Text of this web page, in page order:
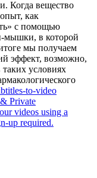
Когда вещество
как
с помощью
мышки, в которой
мы получаем
эффект, возможно,
условиях
to-video
Private
videos using a
up required.